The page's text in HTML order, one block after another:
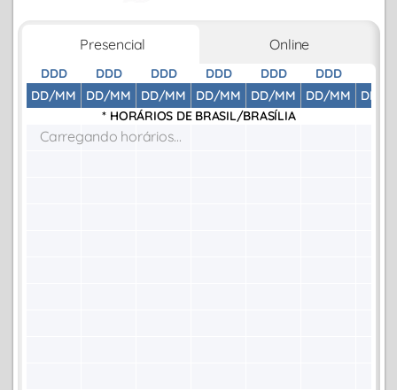
Presencial Online
DDD
DD/MM
DDD
DD/MM
DDD
DD/MM
DDD
DD/MM
DDD
DD/MM
DDD
DD/MM
DD/
* HORÁRIOS DE BRASIL/BRASÍLIA
Carregando horários...